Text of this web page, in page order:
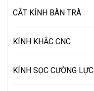
CẮT KÍNH BÀN TRÀ
KÍNH KHẮC CNC
KÍNH SỌC CƯỜNG LỰC